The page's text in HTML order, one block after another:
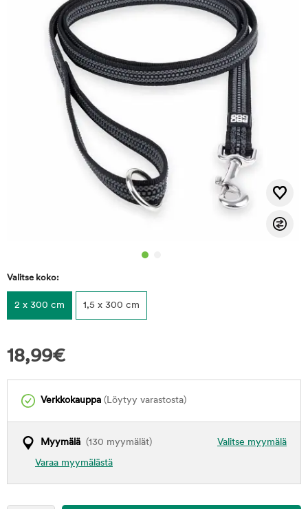
Valitse koko:
2 x 300 cm 1,5 x 300 cm
18,99€
Verkkokauppa (Löytyy varastosta)
Valitse myymälä
Myymälä (130 myymälät)
Varaa myymälästä